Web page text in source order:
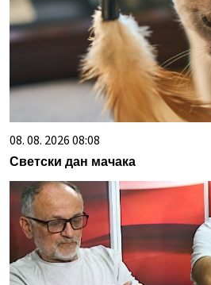
08. 08. 2026 08:08
Светски дан мачака